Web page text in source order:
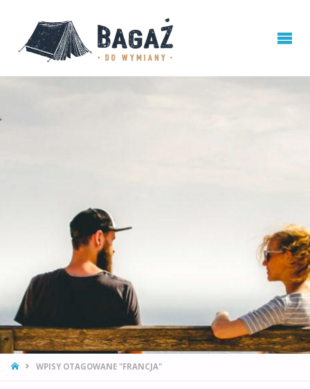
STRONA
WPISY OTAGOWANE "FRANCJA"